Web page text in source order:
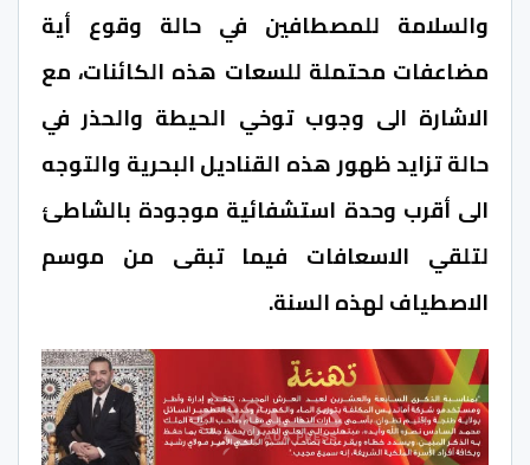
والسلامة للمصطافين في حالة وقوع أية
مضاعفات محتملة للسعات هذه الكائنات، مع
الاشارة الى وجوب توخي الحيطة والحذر في
حالة تزايد ظهور هذه القناديل البحرية والتوجه
الى أقرب وحدة استشفائية موجودة بالشاطئ
لتلقي الاسعافات فيما تبقى من موسم
الاصطياف لهذه السنة.